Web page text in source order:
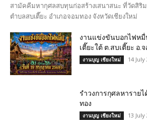
สามัคคีมหากุศลสบทุนก่อสร้างเสนาสนะ ที่วัดสิริ
ตำบลสบเตี๊ยะ อำเภอจอมทอง จังหวัดเชียงใหม่
งานแข่งขันบอกไฟห
เตี๊ยะใต้ ต.สบเตี๊ยะ อ.
งานบุญ เชียงใหม่ 14 July
รำวงการกุศลหาราย
ทอง
งานบุญ เชียงใหม่ 13 July